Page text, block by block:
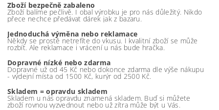
Zboží bezpečně zabaleno
Zboží balíme pečlivě. I obal výrobku je pro nás důležitý. Nikdo
přece nechce předávat dárek jak z bazaru.
Jednoduchá výměna nebo reklamace
Někdy se prostě netrefíte do vkusu. I kvalitní zboží se může
rozbít. Ale reklamace i vrácení u nás bude hračka.
Dopravné nízké nebo zdarma
Dopravné už od 45 Kč nebo dokonce zdarma dle výše nákupu
- výdejní místa od 1500 Kč, kurýr od 2500 Kč.
Skladem = opravdu skladem
Skladem u nás opravdu znamená skladem. Buď si můžete
zboží rovnou vyzvednout nebo už zítra může být u Vás.